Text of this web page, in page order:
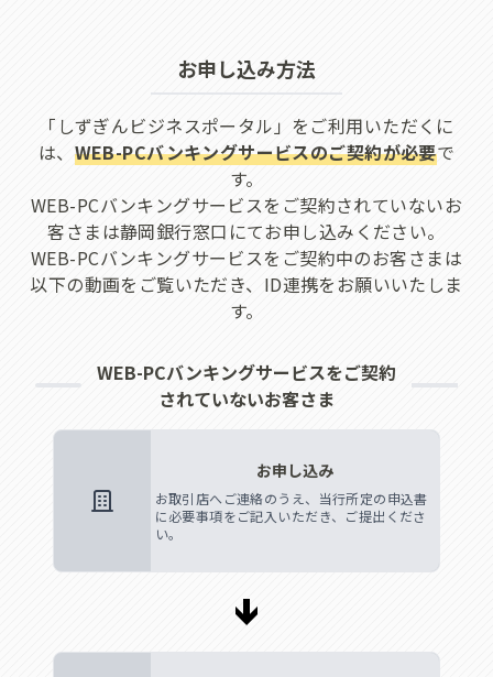
お申し込み方法
「しずぎんビジネスポータル」をご利用いただくに
は、 WEB-PCバンキングサービスのご契約が必要で
す。
WEB-PCバンキングサービスをご契約されていないお
客さまは静岡銀行窓口にてお申し込みください。
WEB-PCバンキングサービスをご契約中のお客さまは
以下の動画をご覧いただき、ID連携をお願いいたしま
す。
WEB-PCバンキングサービスをご契約
されていないお客さま
お申し込み
お取引店へご連絡のうえ、当行所定の申込書
に必要事項をご記入いただき、ご提出くださ
い。